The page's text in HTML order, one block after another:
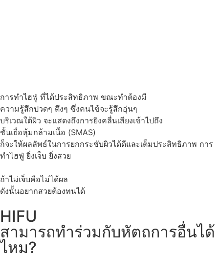
การทำไฮฟู่ ที่ได้ประสิทธิภาพ ขณะทำต้องมี
ความรู้สึกปวดๆ ตึงๆ ซึ่งคนไข้จะรู้สึกอุ่นๆ
บริเวณใต้ผิว จะแสดงถึงการยิงคลื่นเสียงเข้าไปถึง
ชั้นเยื่อหุ้มกล้ามเนื้อ (SMAS)
ก็จะให้ผลลัพธ์ในการยกกระชับผิวได้ดีและเต็มประสิทธิภาพ การ
ทำไฮฟู่ ยิ่งเจ็บ ยิ่งสวย
ถ้าไม่เจ็บคือไม่ได้ผล
ดังนั้นอยากสวยต้องทนได้
HIFU
สามารถทำร่วมกับหัตถการอื่นได้
ไหม?